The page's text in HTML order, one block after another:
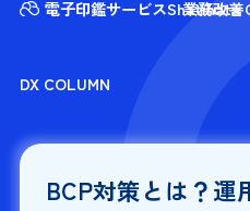
電子印鑑サービスShatihata
業務改善
DX COLUMN
BCP対策とは？運